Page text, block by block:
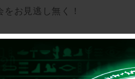
をお見逃し無く！
03/the-best.html